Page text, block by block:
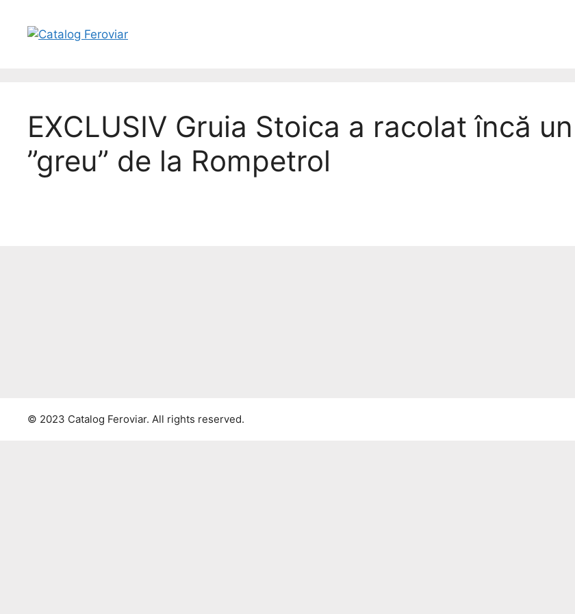
EXCLUSIV Gruia Stoica a racolat încă un
”greu” de la Rompetrol
© 2023 Catalog Feroviar. All rights reserved.